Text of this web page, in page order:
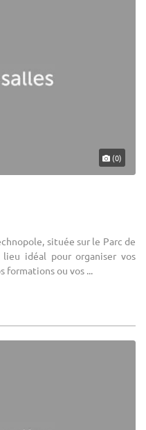
(0)
située sur le Parc de
idéal pour organiser vos
formations ou vos ...